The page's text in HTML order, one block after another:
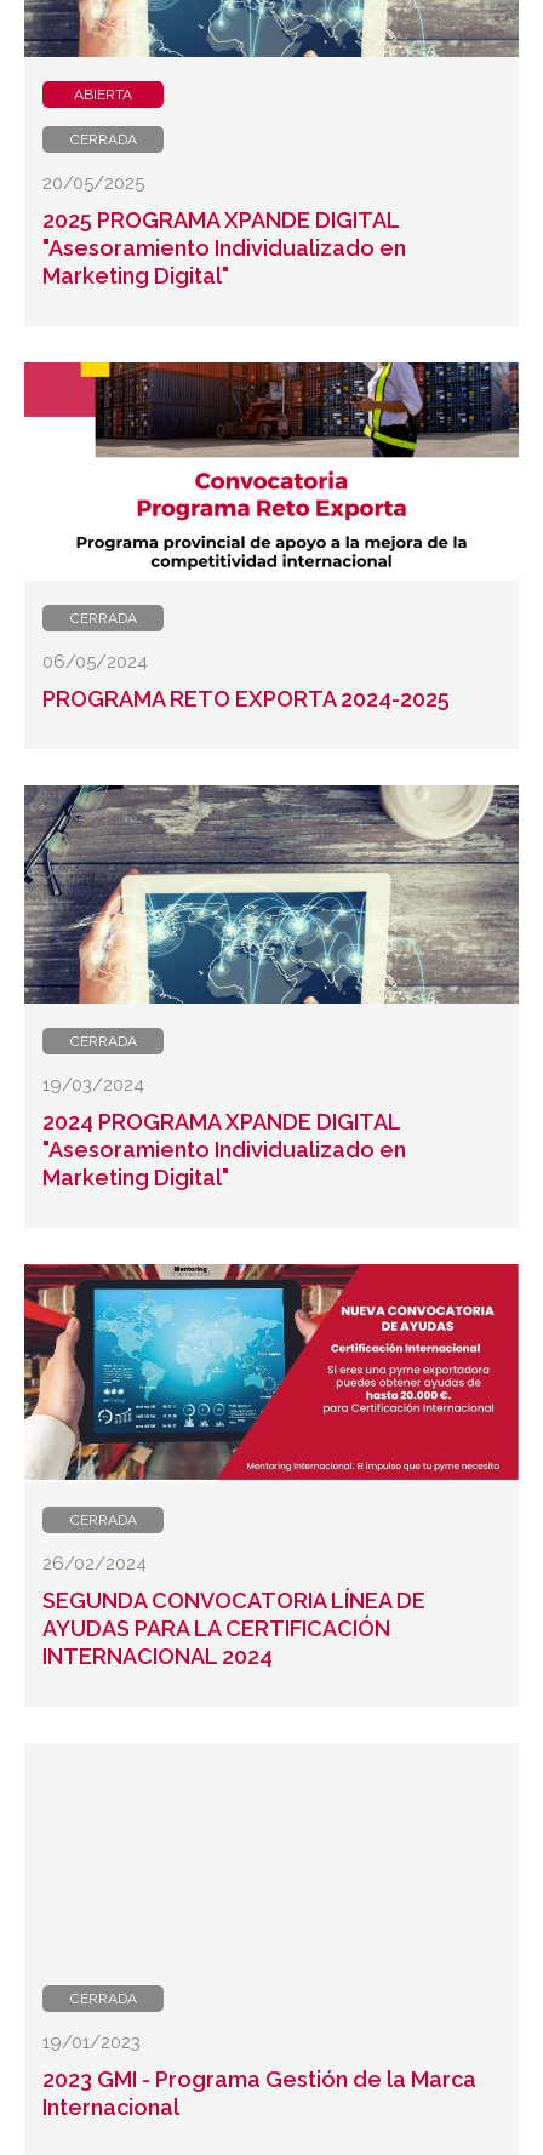
ABIERTA
CERRADA
20/05/2025
2025 PROGRAMA XPANDE DIGITAL
"Asesoramiento Individualizado en
Marketing Digital"
CERRADA
06/05/2024
PROGRAMA RETO EXPORTA 2024-2025
CERRADA
19/03/2024
2024 PROGRAMA XPANDE DIGITAL
"Asesoramiento Individualizado en
Marketing Digital"
CERRADA
26/02/2024
SEGUNDA CONVOCATORIA LÍNEA DE
AYUDAS PARA LA CERTIFICACIÓN
INTERNACIONAL 2024
CERRADA
19/01/2023
2023 GMI - Programa Gestión de la Marca
Internacional